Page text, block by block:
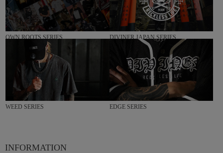
OWN ROOTS SERIES DIVINER JAPAN SERIES
WEED SERIES EDGE SERIES
INFORMATION